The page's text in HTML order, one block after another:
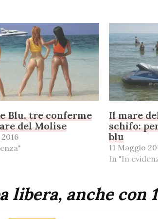
Blu, tre conferme
del Molise
Il mare
schifo:
blu
11 Maggio
In "In
libera, anche con